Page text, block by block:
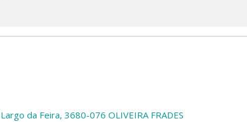
Largo da Feira, 3680-076 OLIVEIRA FRADES